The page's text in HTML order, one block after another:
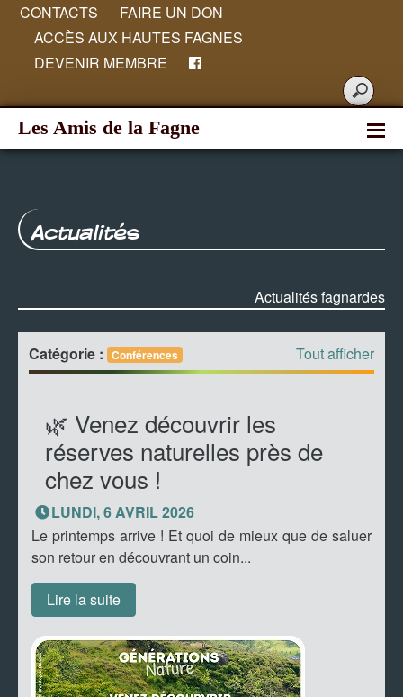
CONTACTS
FAIRE UN DON
ACCÈS AUX HAUTES FAGNES
DEVENIR MEMBRE
Les Amis de la Fagne
Actualités
Actualités fagnardes
Catégorie : Conférences Tout afficher
🌿 Venez découvrir les
réserves naturelles près de
chez vous !
LUNDI, 6 AVRIL 2026
Le printemps arrive ! Et quoi de mieux que de saluer
son retour en découvrant un coin...
Lire la suite